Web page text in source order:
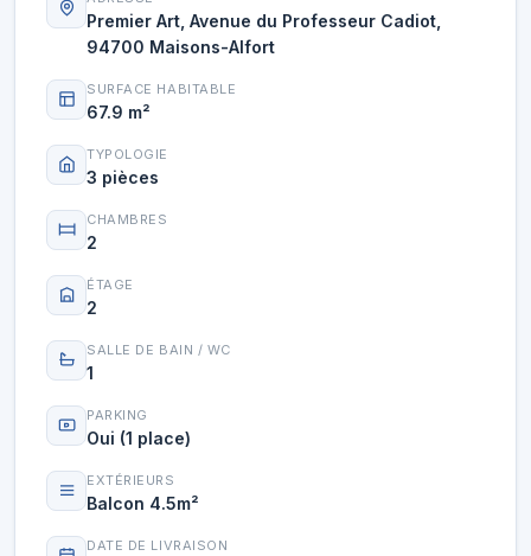
Premier Art, Avenue du Professeur Cadiot,
94700 Maisons-Alfort
SURFACE HABITABLE
67.9 m²
TYPOLOGIE
3 pièces
CHAMBRES
2
ÉTAGE
2
SALLE DE BAIN / WC
1
PARKING
Oui (1 place)
EXTÉRIEURS
Balcon 4.5m²
DATE DE LIVRAISON